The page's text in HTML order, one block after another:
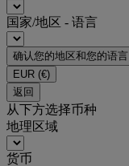
国家/地区 - 语言
确认您的地区和您的语言
EUR (€)
返回
从下方选择币种
地理区域
货币